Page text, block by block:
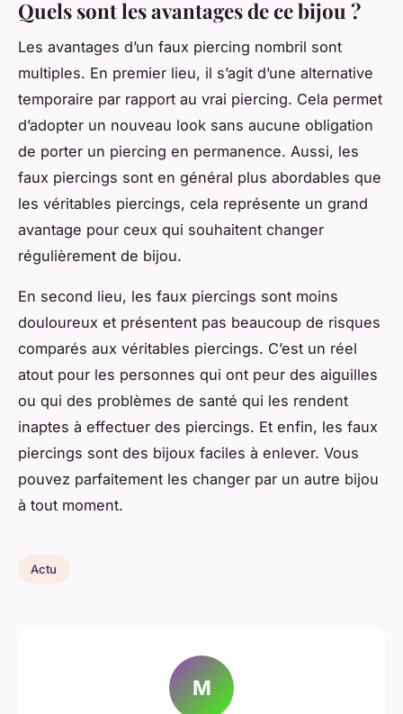
Quels sont les avantages de ce bijou ?
Les avantages d’un faux piercing nombril sont
multiples. En premier lieu, il s’agit d’une alternative
temporaire par rapport au vrai piercing. Cela permet
d’adopter un nouveau look sans aucune obligation
de porter un piercing en permanence. Aussi, les
faux piercings sont en général plus abordables que
les véritables piercings, cela représente un grand
avantage pour ceux qui souhaitent changer
régulièrement de bijou.
En second lieu, les faux piercings sont moins
douloureux et présentent pas beaucoup de risques
comparés aux véritables piercings. C’est un réel
atout pour les personnes qui ont peur des aiguilles
ou qui des problèmes de santé qui les rendent
inaptes à effectuer des piercings. Et enfin, les faux
piercings sont des bijoux faciles à enlever. Vous
pouvez parfaitement les changer par un autre bijou
à tout moment.
Actu
M